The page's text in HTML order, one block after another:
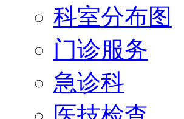
科室分布图
门诊服务
急诊科